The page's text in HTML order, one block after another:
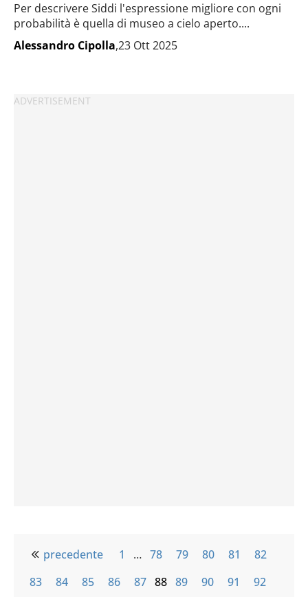
Per descrivere Siddi l'espressione migliore con ogni
probabilità è quella di museo a cielo aperto....
Alessandro Cipolla,23 Ott 2025
precedente 1 … 78 79 80 81
82
83
84 85 86 87 88 89 90 91
92